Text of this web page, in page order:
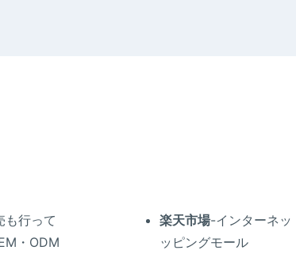
も行って
・ODM
楽天市場-インターネッ
ッピングモール